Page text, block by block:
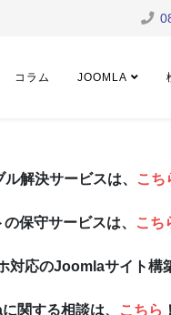
コラム JOOMLA
解決サービスは、 こち
保守サービスは、 こち
対応のJoomlaサイト構
関する相談は、 こちら ！